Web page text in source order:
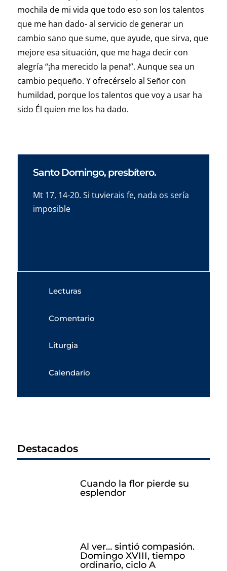
mochila de mi vida que todo eso son los talentos
que me han dado- al servicio de generar un
cambio sano que sume, que ayude, que sirva, que
mejore esa situación, que me haga decir con
alegría “¡ha merecido la pena!”. Aunque sea un
cambio pequeño. Y ofrecérselo al Señor con
humildad, porque los talentos que voy a usar ha
sido Él quien me los ha dado.
Santo Domingo, presbítero.
Mt 17, 14-20. Si tuvierais fe, nada os sería
imposible
Lecturas
Comentario
Liturgia
Calendario
Destacados
Cuando la flor pierde su
esplendor
Al ver… sintió compasión.
Domingo XVIII, tiempo
ordinario, ciclo A